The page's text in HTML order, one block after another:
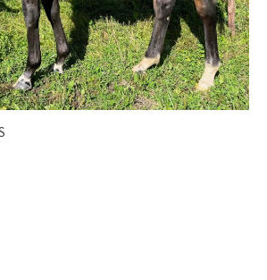
Hingst e. Appel Au Maitre u.
Vanilla Ice
Hoppe e. Lusail u. Sans Appel